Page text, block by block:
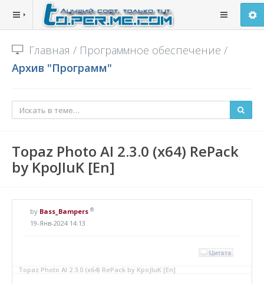
Главная / Программное обеспечение /
Архив "Программ"
Topaz Photo AI 2.3.0 (x64) RePack
by KpoJIuK [En]
by Bass_Bampers ®
19-Янв-2024 14:13
Topaz Photo AI 2.3.0 (x64) RePack by KpoJIuK [En]